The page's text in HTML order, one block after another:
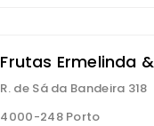
Frutas Ermelinda
R. de Sá da Bandeira 318
4000-248 Porto